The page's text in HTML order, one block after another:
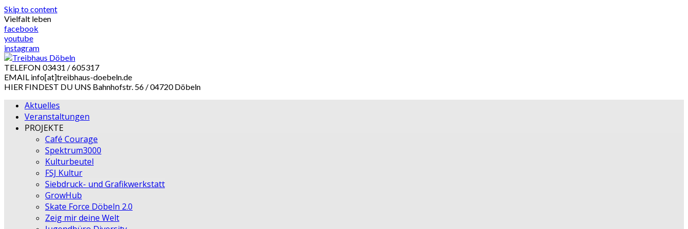
Skip to content
Vielfalt leben
facebook
youtube
instagram
TELEFON 03431 / 605317
EMAIL info[at]treibhaus-doebeln.de
HIER FINDEST DU UNS Bahnhofstr. 56 / 04720 Döbeln
Aktuelles
Veranstaltungen
PROJEKTE
Café Courage
Spektrum3000
Kulturbeutel
FSJ Kultur
Siebdruck- und Grafikwerkstatt
GrowHub
Skate Force Döbeln 2.0
Zeig mir deine Welt